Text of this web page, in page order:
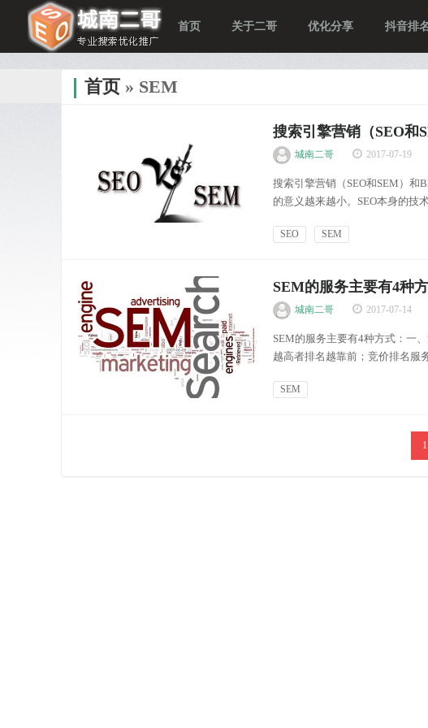
首页 关于二哥 优化分享 抖音排
首页» SEM
搜索引擎营销（SEO和
城南二哥 2017-07-19
搜索引擎营销（SEO和SEM）和
的意义越来越小。SEO本身的技
致就是绝招。2.经验与工具结合(
SEO SEM
SEM的服务主要有4种
城南二哥 2017-07-14
SEM的服务主要有4种方式：一
越高者排名越靠前；竞价排名服
捕捉到不同类型的的目标访问
SEM
1